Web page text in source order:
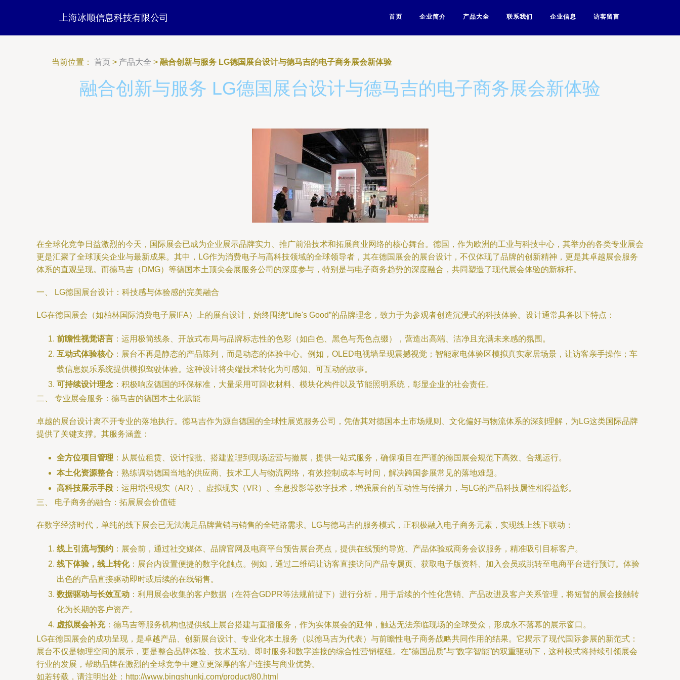
上海冰顺信息科技有限公司 首页 企业简介 产品大全 联系我们 企业信息 访客留言
当前位置： 首页 > 产品大全 > 融合创新与服务 LG德国展台设计与德马吉的电子商务展会新体验
融合创新与服务 LG德国展台设计与德马吉的电子商务展会新体验
在全球化竞争日益激烈的今天，国际展会已成为企业展示品牌实力、推广前沿技术和拓展商业网络的核心舞台。德国，作为欧洲的工业与科技中心，其举办的各类专业展会
更是汇聚了全球顶尖企业与最新成果。其中，LG作为消费电子与高科技领域的全球领导者，其在德国展会的展台设计，不仅体现了品牌的创新精神，更是其卓越展会服务
体系的直观呈现。而德马吉（DMG）等德国本土顶尖会展服务公司的深度参与，特别是与电子商务趋势的深度融合，共同塑造了现代展会体验的新标杆。
一、 LG德国展台设计：科技感与体验感的完美融合
LG在德国展会（如柏林国际消费电子展IFA）上的展台设计，始终围绕“Life's Good”的品牌理念，致力于为参观者创造沉浸式的科技体验。设计通常具备以下特点：
前瞻性视觉语言 ：运用极简线条、开放式布局与品牌标志性的色彩（如白色、黑色与亮色点缀），营造出高端、洁净且充满未来感的氛围。
互动式体验核心：展台不再是静态的产品陈列，而是动态的体验中心。例如，OLED电视墙呈现震撼视觉；智能家电体验区模拟真实家居场景，让访客亲手操作；车
载信息娱乐系统提供模拟驾驶体验。这种设计将尖端技术转化为可感知、可互动的故事。
可持续设计理念 ：积极响应德国的环保标准，大量采用可回收材料、模块化构件以及节能照明系统，彰显企业的社会责任。
二、 专业展会服务：德马吉的德国本土化赋能
卓越的展台设计离不开专业的落地执行。德马吉作为源自德国的全球性展览服务公司，凭借其对德国本土市场规则、文化偏好与物流体系的深刻理解，为LG这类国际品牌
提供了关键支撑。其服务涵盖：
全方位项目管理 ：从展位租赁、设计报批、搭建监理到现场运营与撤展，提供一站式服务，确保项目在严谨的德国展会规范下高效、合规运行。
本土化资源整合 ：熟练调动德国当地的供应商、技术工人与物流网络，有效控制成本与时间，解决跨国参展常见的落地难题。
高科技展示手段 ：运用增强现实（AR）、虚拟现实（VR）、全息投影等数字技术，增强展台的互动性与传播力，与LG的产品科技属性相得益彰。
三、 电子商务的融合：拓展展会价值链
在数字经济时代，单纯的线下展会已无法满足品牌营销与销售的全链路需求。LG与德马吉的服务模式，正积极融入电子商务元素，实现线上线下联动：
线上引流与预约 ：展会前，通过社交媒体、品牌官网及电商平台预告展台亮点，提供在线预约导览、产品体验或商务会议服务，精准吸引目标客户。
线下体验，线上转化：展台内设置便捷的数字化触点。例如，通过二维码让访客直接访问产品专属页、获取电子版资料、加入会员或跳转至电商平台进行预订。体验
出色的产品直接驱动即时或后续的在线销售。
数据驱动与长效互动 ：利用展会收集的客户数据（在符合GDPR等法规前提下）进行分析，用于后续的个性化营销、产品改进及客户关系管理，将短暂的展会接触转
化为长期的客户资产。
虚拟展会补充：德马吉等服务机构也提供线上展台搭建与直播服务，作为实体展会的延伸，触达无法亲临现场的全球受众，形成永不落幕的展示窗口。
LG在德国展会的成功呈现，是卓越产品、创新展台设计、专业化本土服务（以德马吉为代表）与前瞻性电子商务战略共同作用的结果。它揭示了现代国际参展的新范式：
展台不仅是物理空间的展示，更是整合品牌体验、技术互动、即时服务和数字连接的综合性营销枢纽。在“德国品质”与“数字智能”的双重驱动下，这种模式将持续引领展会
行业的发展，帮助品牌在激烈的全球竞争中建立更深厚的客户连接与商业优势。
如若转载，请注明出处：http://www.bingshunkj.com/product/80.html